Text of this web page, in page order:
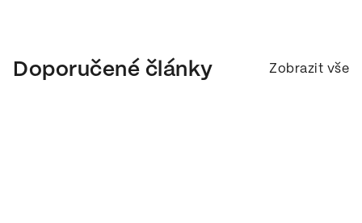
Doporučené články Zobrazit vše